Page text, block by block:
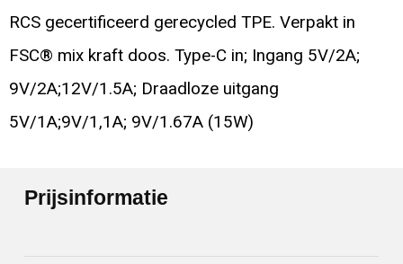
RCS gecertificeerd gerecycled TPE. Verpakt in
FSC® mix kraft doos. Type-C in; Ingang 5V/2A;
9V/2A;12V/1.5A; Draadloze uitgang
5V/1A;9V/1,1A; 9V/1.67A (15W)
Prijsinformatie